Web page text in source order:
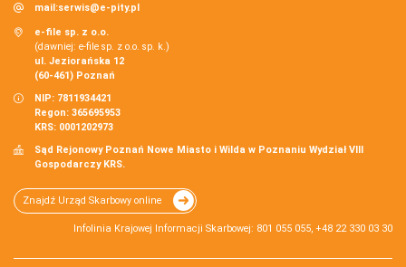
mail:serwis@e-pity.pl
e-file sp. z o.o.
(dawniej: e-file sp. z o.o. sp. k.)
ul. Jeziorańska 12
(60-461) Poznań
NIP: 7811934421
Regon: 365695953
KRS: 0001202973
Sąd Rejonowy Poznań Nowe Miasto i Wilda w Poznaniu Wydział VIII
Gospodarczy KRS.
Znajdź Urząd Skarbowy online
Infolinia Krajowej Informacji Skarbowej: 801 055 055, +48 22 330 03 30